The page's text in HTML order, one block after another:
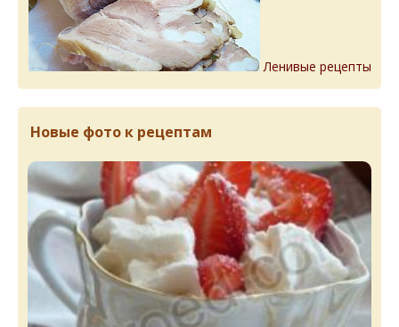
Ленивые рецепты
Новые фото к рецептам